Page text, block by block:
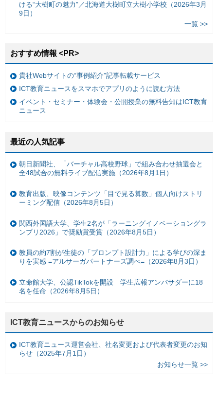
ける“大樹町の魅力”／北海道大樹町立大樹小学校（2026年3月
9日）
一覧 >>
おすすめ情報 <PR>
貴社Webサイトの“事例紹介”記事転載サービス
ICT教育ニュースをスマホでアプリのように読む方法
イベント・セミナー・体験会・公開授業の無料告知はICT教育
ニュース
最近の人気記事
朝日新聞社、「バーチャル高校野球」で組み合わせ抽選会と
全48試合の無料ライブ配信実施（2026年8月1日）
教育出版、映像コンテンツ「目で見る算数」個人向けストリ
ーミング配信（2026年8月5日）
関西外国語大学、学生2名が「ラーニングイノベーショングラ
ンプリ2026」で奨励賞受賞（2026年8月5日）
教員の約7割が生徒の「プロンプト設計力」による学びの深ま
りを実感 =アルサーガパートナーズ調べ=（2026年8月3日）
立命館大学、公認TikTokを開設 学生広報アンバサダーに18
名を任命（2026年8月5日）
ICT教育ニュースからのお知らせ
ICT教育ニュース運営会社、社名変更および代表者変更のお知
らせ（2025年7月1日）
お知らせ一覧 >>